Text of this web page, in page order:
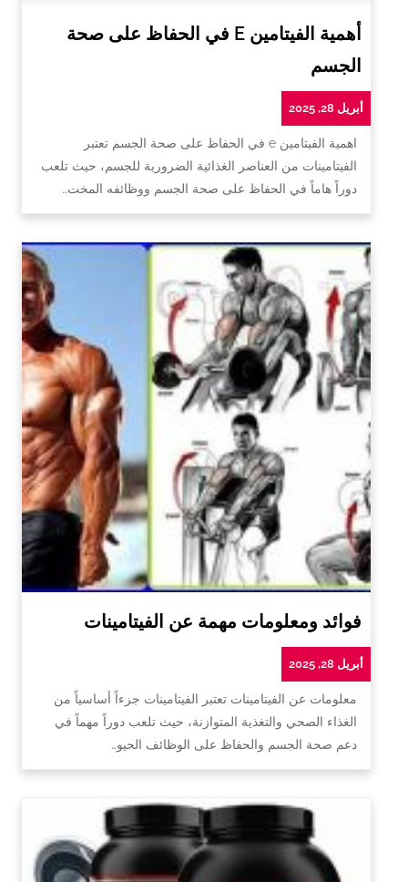
أهمية الفيتامين E في الحفاظ على صحة
الجسم
أبريل 28, 2025
اهمية الفيتامين e في الحفاظ على صحة الجسم تعتبر
الفيتامينات من العناصر الغذائية الضرورية للجسم، حيث تلعب
دوراً هاماً في الحفاظ على صحة الجسم ووظائفه المخت…
فوائد ومعلومات مهمة عن الفيتامينات
أبريل 28, 2025
معلومات عن الفيتامينات تعتبر الفيتامينات جزءاً أساسياً من
الغذاء الصحي والتغذية المتوازنة، حيث تلعب دوراً مهماً في
دعم صحة الجسم والحفاظ على الوظائف الحيو…